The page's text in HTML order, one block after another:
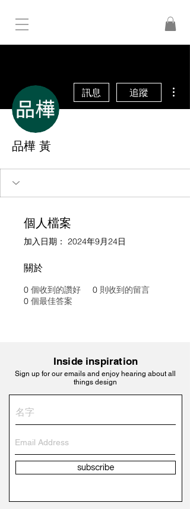
訊息 追蹤
品樺 黃
個人檔案
加入日期： 2024年9月24日
關於
0 個收到的讚好 0 則收到的留言
0 個最佳答案
Inside inspiration
Sign up for our emails and enjoy hearing about all
things design
subscribe